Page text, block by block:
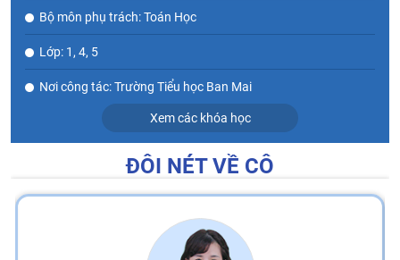
Bộ môn phụ trách: Toán Học
Lớp: 1, 4, 5
Nơi công tác: Trường Tiểu học Ban Mai
Xem các khóa học
ĐÔI NÉT VỀ CÔ